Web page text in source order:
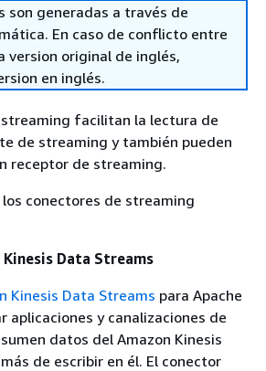
son generadas a través de
En caso de conflicto entre
version original de inglés,
en inglés.
facilitan la lectura de
de streaming y también pueden
receptor de streaming.
conectores de streaming
Data Streams
Kinesis Data Streams para Apache
aplicaciones y canalizaciones de
datos del Amazon Kinesis
de escribir en él. El conector